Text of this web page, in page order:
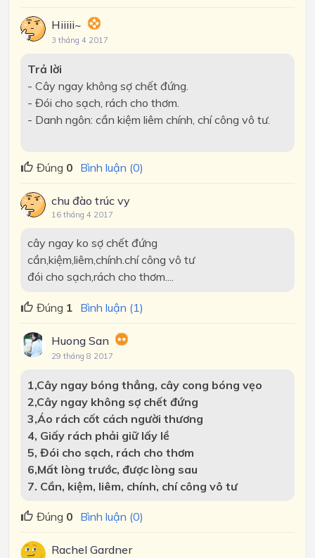
Hiiiii~
3 tháng 4 2017
Trả lời
- Cây ngay không sợ chết đứng.
- Đói cho sạch, rách cho thơm.
- Danh ngôn: cần kiệm liêm chính, chí công vô tư.
Đúng 0 Bình luận (0)
chu đào trúc vy
16 tháng 4 2017
cây ngay ko sợ chết đứng
cần,kiệm,liêm,chính.chí công vô tư
đói cho sạch,rách cho thơm....
Đúng 1 Bình luận (1)
Huong San
29 tháng 8 2017
1,Cây ngay bóng thẳng, cây cong bóng vẹo
2,Cây ngay không sợ chết đứng
3,Áo rách cốt cách người thương
4, Giấy rách phải giữ lấy lề
5, Đói cho sạch, rách cho thơm
6,Mất lòng trước, được lòng sau
7. Cần, kiệm, liêm, chính, chí công vô tư
Đúng 0 Bình luận (0)
Rachel Gardner